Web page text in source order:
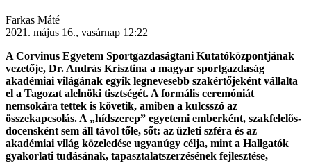
Farkas Máté
2021. május 16., vasárnap 12:22
A Corvinus Egyetem Sportgazdaságtani Kutatóközpontjának
vezetője, Dr. András Krisztina a magyar sportgazdaság
akadémiai világának egyik legnevesebb szakértőjeként vállalta
el a Tagozat alelnöki tisztségét. A formális ceremóniát
nemsokára tettek is követik, amiben a kulcsszó az
összekapcsolás. A „hídszerep” egyetemi emberként, szakfelelős-
docensként sem áll távol tőle, sőt: az üzleti szféra és az
akadémiai világ közeledése ugyanúgy célja, mint a Hallgatók
gyakorlati tudásának, tapasztalatszerzésének fejlesztése,